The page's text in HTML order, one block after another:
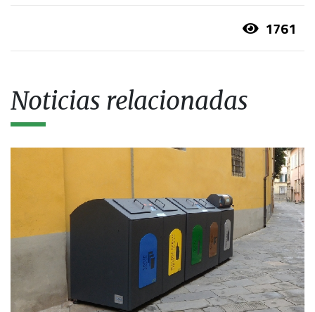
1761
Noticias relacionadas